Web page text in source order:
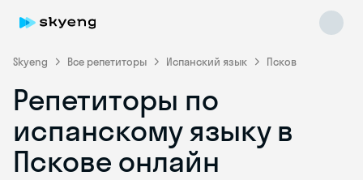
Skyeng Все репетиторы Испанский язык Псков
Репетиторы по
испанскому языку в
Пскове онлайн